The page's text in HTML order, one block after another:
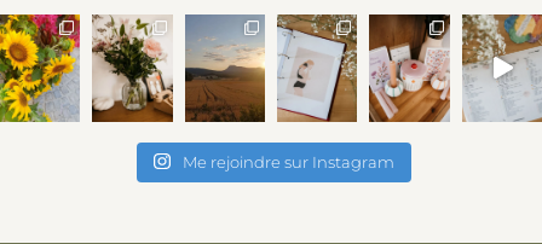
Me rejoindre sur Instagram